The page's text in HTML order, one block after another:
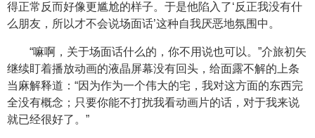
得正常反而好像更尴尬的样子。于是他陷入了‘反正我没有什
么朋友，所以才不会说场面话’这种自我厌恶地氛围中。
“嘛啊，关于场面话什么的，你不用说也可以。”介旅初矢
继续盯着播放动画的液晶屏幕没有回头，给面露不解的上条
当麻解释道：“因为作为一个伟大的宅，我对这方面的东西完
全没有概念；只要你能不打扰我看动画片的话，对于我来说
就已经很好了。”